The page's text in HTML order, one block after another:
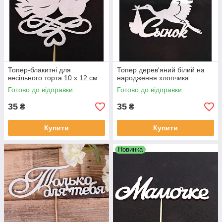
Топер-блакитні для
весільного торта 10 х 12 см
Готово до відправки
35 ₴
Купити
Топер дерев'яний білий на
народження хлопчика
Готово до відправки
35 ₴
Купити
Новинка